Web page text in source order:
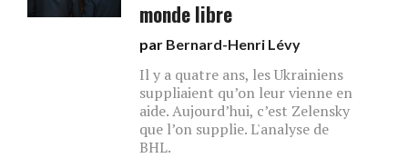
monde libre
par Bernard-Henri Lévy
Il y a quatre ans, les Ukrainiens
suppliaient qu’on leur vienne en
aide. Aujourd’hui, c’est Zelensky
que l’on supplie. L'analyse de
BHL.